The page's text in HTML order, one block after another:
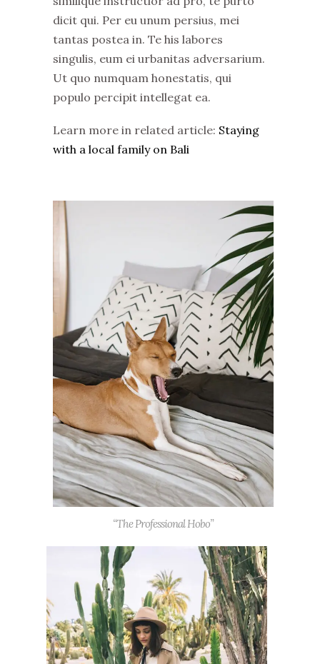
dicit qui. Per eu unum persius, mei
tantas postea in. Te his labores
singulis, eum ei urbanitas adversarium.
Ut quo numquam honestatis, qui
populo percipit intellegat ea.
Learn more in related article: Staying
with a local family on Bali
“The Professional Hobo”